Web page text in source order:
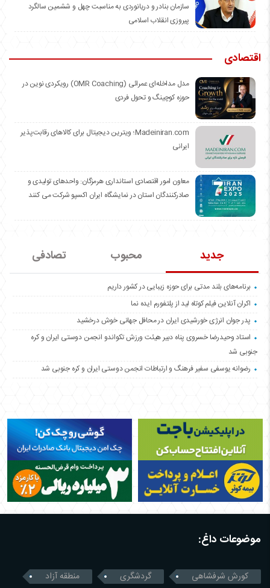
سازمان بنادر و دریانوردی به مناسبت چهل و ششمین سالگرد
پیروزی انقلاب اسلامی
اقتصادی
مدل مداخله‌ای عمرائی (OMR Coaching) رویکردی نوین در
حوزه کوچینگ و تحول فردی
Madeiniran.com؛ ویترین دیجیتال برای کالاهای رقابت‌پذیر
ایرانی
معاون امور اقتصادی استانداری هرمزگان: واحدهای تولیدی و
صادرکنندگان استان در نمایشگاه ایران اکسپو شرکت می کنند
جدید محبوب تصادفی
برنامه‌های بلند مدتی برای حوزه زیبایی در کشور داریم
اکران آنلاین فیلم کوتاه لید از پلتفورم ایده نما
پدر جوان انرژی خورشیدی ایران در محافل جهانی خوش درخشید
استاد وحیدرضا خسروی پناه دبیر هیئت ورزش تکواندو انجمن دوستی ایران و کره
جنوبی شد
رضوانه یوسفی سفیر فرهنگ و ارتباطات انجمن دوستی ایران و کره جنوبی شد
موضوعات داغ:
کورش شرفشاهی گردشگری منطقه آزاد